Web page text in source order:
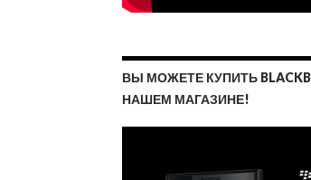
ВЫ МОЖЕТЕ КУПИТЬ
НАШЕМ МАГАЗИНЕ!